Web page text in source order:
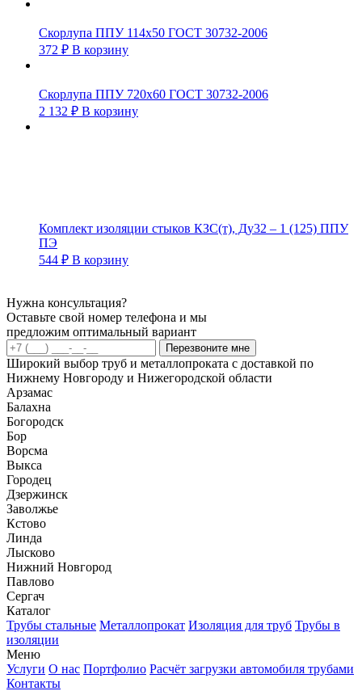
Скорлупа ППУ 114х50 ГОСТ 30732-2006
372 ₽ В корзину
Скорлупа ППУ 720х60 ГОСТ 30732-2006
2 132 ₽ В корзину
Комплект изоляции стыков КЗС(т), Ду32 – 1 (125) ППУ
ПЭ
544 ₽ В корзину
Нужна консультация?
Оставьте свой номер телефона и мы
предложим оптимальный вариант
Перезвоните мне
Широкий выбор труб и металлопроката с доставкой по
Нижнему Новгороду и Нижегородской области
Арзамас
Балахна
Богородск
Бор
Ворсма
Выкса
Городец
Дзержинск
Заволжье
Кстово
Линда
Лысково
Нижний Новгород
Павлово
Сергач
Каталог
Трубы стальные Металлопрокат Изоляция для труб Трубы в
изоляции
Меню
Услуги О нас Портфолио Расчёт загрузки автомобиля трубами
Контакты